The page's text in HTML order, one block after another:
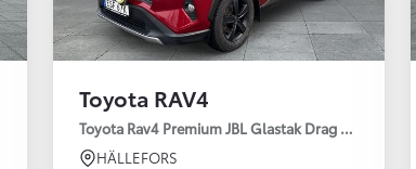
Toyota RAV4
Toyota Rav4 Premium JBL Glastak Drag Motorv Vhjul
HÄLLEFORS